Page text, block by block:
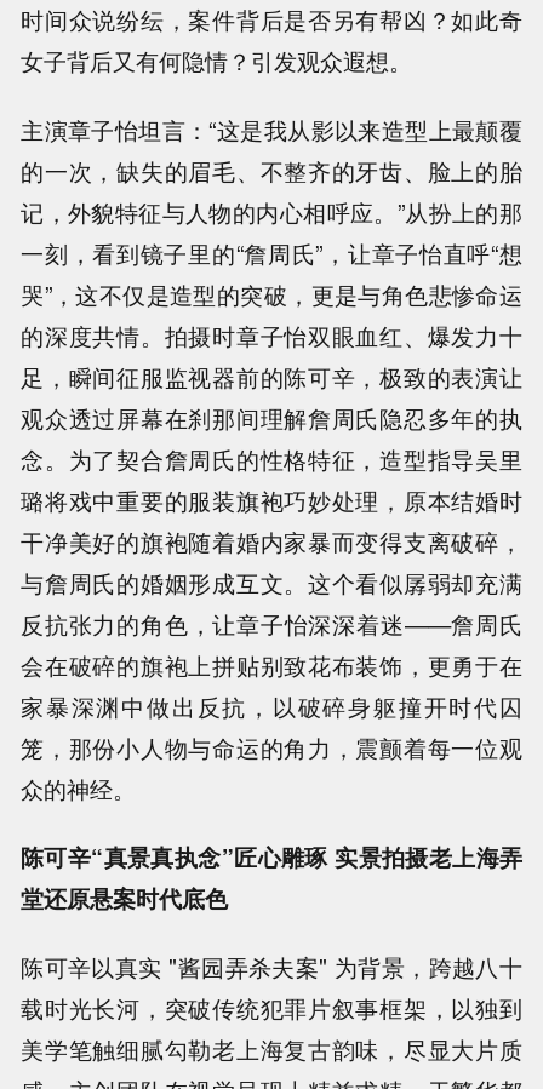
时间众说纷纭，案件背后是否另有帮凶？如此奇
女子背后又有何隐情？引发观众遐想。
主演章子怡坦言：“这是我从影以来造型上最颠覆
的一次，缺失的眉毛、不整齐的牙齿、脸上的胎
记，外貌特征与人物的内心相呼应。”从扮上的那
一刻，看到镜子里的“詹周氏”，让章子怡直呼“想
哭”，这不仅是造型的突破，更是与角色悲惨命运
的深度共情。拍摄时章子怡双眼血红、爆发力十
足，瞬间征服监视器前的陈可辛，极致的表演让
观众透过屏幕在刹那间理解詹周氏隐忍多年的执
念。为了契合詹周氏的性格特征，造型指导吴里
璐将戏中重要的服装旗袍巧妙处理，原本结婚时
干净美好的旗袍随着婚内家暴而变得支离破碎，
与詹周氏的婚姻形成互文。这个看似孱弱却充满
反抗张力的角色，让章子怡深深着迷——詹周氏
会在破碎的旗袍上拼贴别致花布装饰，更勇于在
家暴深渊中做出反抗，以破碎身躯撞开时代囚
笼，那份小人物与命运的角力，震颤着每一位观
众的神经。
陈可辛“真景真执念”匠心雕琢 实景拍摄老上海弄
堂还原悬案时代底色
陈可辛以真实 "酱园弄杀夫案" 为背景，跨越八十
载时光长河，突破传统犯罪片叙事框架，以独到
美学笔触细腻勾勒老上海复古韵味，尽显大片质